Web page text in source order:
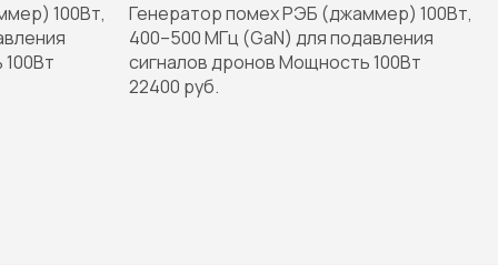
100Вт,
Генератор помех РЭБ (джаммер) 100Вт,
400–500 МГц (GaN) для подавления
сигналов дронов Мощность 100Вт
22400 руб.